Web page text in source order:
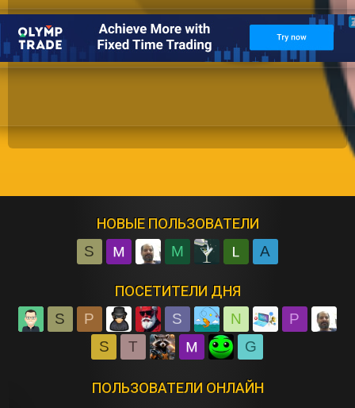
НОВЫЕ ПОЛЬЗОВАТЕЛИ
S M A
ПОСЕТИТЕЛИ ДНЯ
S P S N
P
S
T G
ПОЛЬЗОВАТЕЛИ ОНЛАЙН